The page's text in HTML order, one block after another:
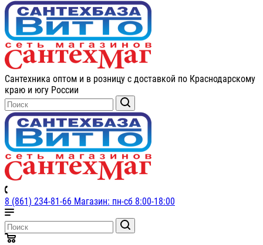
Сантехника оптом и в розницу с доставкой по Краснодарскому
краю и югу России
8 (861) 234-81-66 Магазин: пн-сб 8:00-18:00